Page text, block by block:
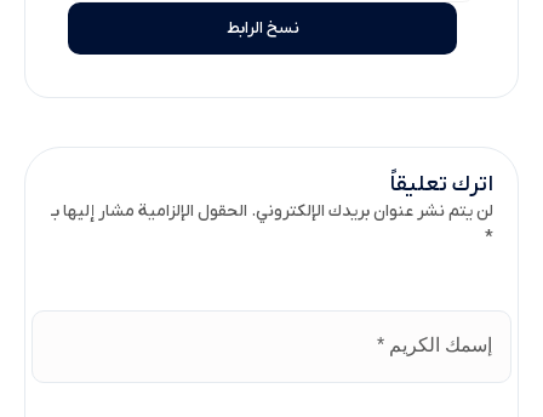
نسخ الرابط
اترك تعليقاً
لن يتم نشر عنوان بريدك الإلكتروني. الحقول الإلزامية مشار إليها بـ
*